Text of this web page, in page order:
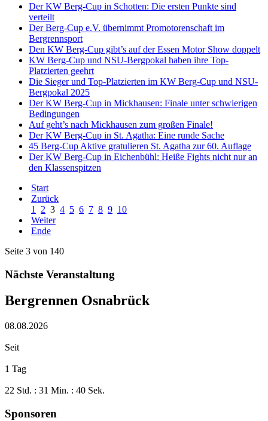
Der KW Berg-Cup in Schotten: Die ersten Punkte sind
verteilt
Der Berg-Cup e.V. übernimmt Promotorenschaft im
Bergrennsport
Den KW Berg-Cup gibt’s auf der Essen Motor Show doppelt
KW Berg-Cup und NSU-Bergpokal haben ihre Top-
Platzierten geehrt
Die Sieger und Top-Platzierten im KW Berg-Cup und NSU-
Bergpokal 2025
Der KW Berg-Cup in Mickhausen: Finale unter schwierigen
Bedingungen
Auf geht’s nach Mickhausen zum großen Finale!
Der KW Berg-Cup in St. Agatha: Eine runde Sache
45 Berg-Cup Aktive gratulieren St. Agatha zur 60. Auflage
Der KW Berg-Cup in Eichenbühl: Heiße Fights nicht nur an
den Klassenspitzen
Start
Zurück
1
2 3 4 5 6 7 8 9 10
Weiter
Ende
Seite 3 von 140
Nächste Veranstaltung
Bergrennen Osnabrück
08.08.2026
Seit
1 Tag
22 Std. : 31 Min. : 41 Sek.
Sponsoren